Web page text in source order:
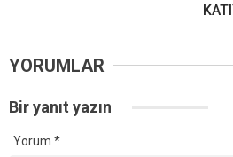
YORUMLAR
Bir yanıt yazın
Yorum *